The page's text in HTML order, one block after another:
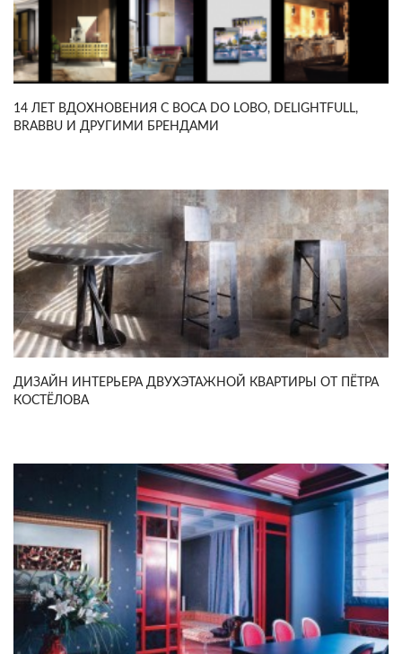
14 ЛЕТ ВДОХНОВЕНИЯ С BOCA DO LOBO, DELIGHTFULL,
BRABBU И ДРУГИМИ БРЕНДАМИ
ДИЗАЙН ИНТЕРЬЕРА ДВУХЭТАЖНОЙ КВАРТИРЫ ОТ ПЁТРА
КОСТЁЛОВА